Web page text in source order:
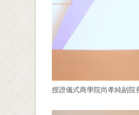
授證儀式商學院尚孝純副院